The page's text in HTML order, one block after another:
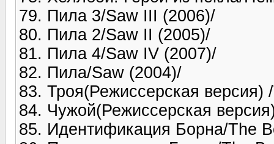
79. Пила 3/Saw III (2006)/
80. Пила 2/Saw II (2005)/
81. Пила 4/Saw IV (2007)/
82. Пила/Saw (2004)/
83. Троя(Режиссерская
84. Чужой(Режиссерская
85. Идентификация Борна/The